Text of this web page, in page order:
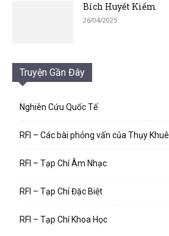
Bích Huyết Kiếm
26/04/2025
Truyện Gần Đây
Nghiên Cứu Quốc Tế
RFI – Các bài phỏng vấn của Thụy Khuê
RFI – Tạp Chí Âm Nhạc
RFI – Tạp Chí Đặc Biệt
RFI – Tạp Chí Khoa Học